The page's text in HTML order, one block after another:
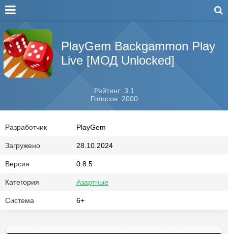
PlayGem Backgammon Play
Live [МОД Unlocked]
Рейтинг: 3.1
Голосов: 2000
Разработчик PlayGem
Загружено 28.10.2024
Версия 0.8.5
Категория Азартные
Система 6+